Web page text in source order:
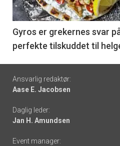
-
6
Gyros er grekernes svar
perfekte tilskuddet til
Footer
-
links
Ansvarlig redaktør:
Aase E. Jacobsen
Daglig leder:
Jan H. Amundsen
Event manager: